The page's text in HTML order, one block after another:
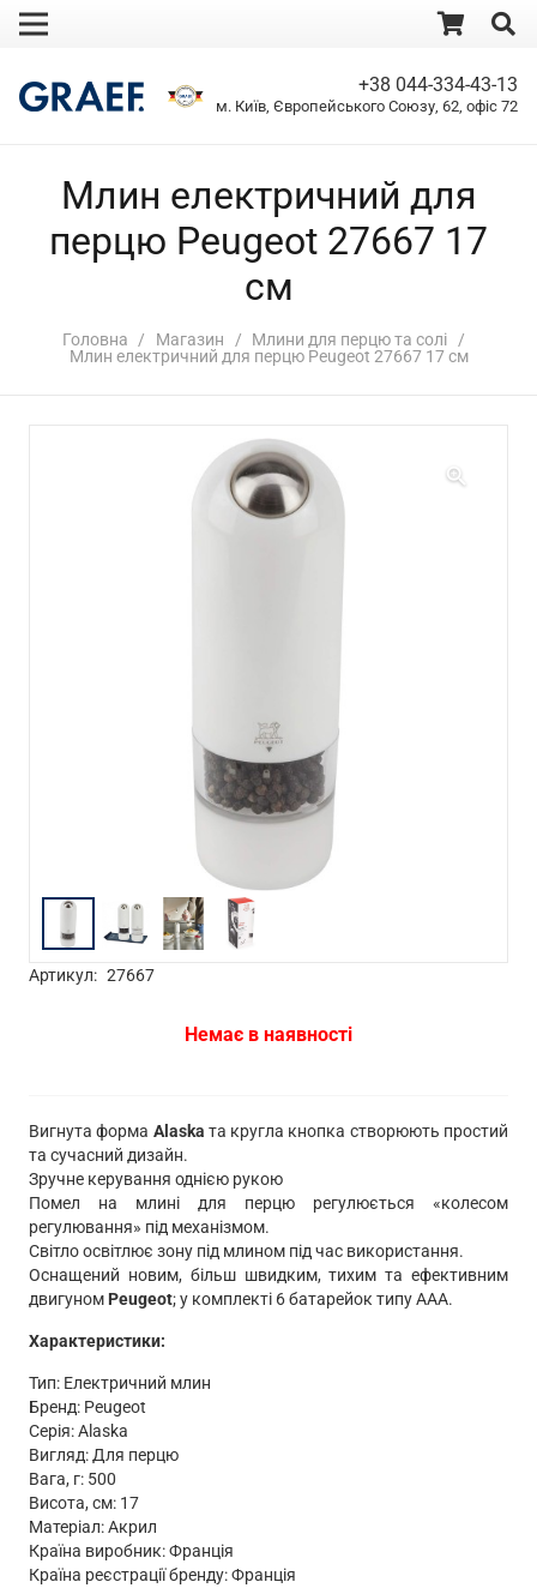
+38 044-334-43-13
м. Київ, Європейського Союзу, 62, офіс 72
Млин електричний для
перцю Peugeot 27667 17
см
Головна / Магазин / Млини для перцю та солі /
Млин електричний для перцю Peugeot 27667 17 см
Артикул: 27667
Немає в наявності
Вигнута форма Alaska та кругла кнопка створюють простий
та сучасний дизайн.
Зручне керування однією рукою
Помел на млині для перцю регулюється «колесом
регулювання» під механізмом.
Світло освітлює зону під млином під час використання.
Оснащений новим, більш швидким, тихим та ефективним
двигуном Peugeot; у комплекті 6 батарейок типу ААА.
Характеристики:
Тип: Електричний млин
Бренд: Peugeot
Серія: Alaska
Вигляд: Для перцю
Вага, г: 500
Висота, см: 17
Матеріал: Акрил
Країна виробник: Франція
Країна реєстрації бренду: Франція